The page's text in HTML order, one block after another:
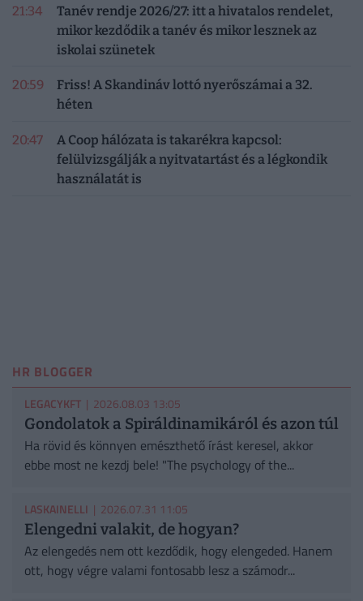
21:34
Tanév rendje 2026/27: itt a hivatalos rendelet,
mikor kezdődik a tanév és mikor lesznek az
iskolai szünetek
20:59
Friss! A Skandináv lottó nyerőszámai a 32.
héten
20:47
A Coop hálózata is takarékra kapcsol:
felülvizsgálják a nyitvatartást és a légkondik
használatát is
HR BLOGGER
LEGACYKFT | 2026.08.03 13:05
Gondolatok a Spiráldinamikáról és azon túl
Ha rövid és könnyen emészthető írást keresel, akkor
ebbe most ne kezdj bele! "The psychology of the...
LASKAINELLI | 2026.07.31 11:05
Elengedni valakit, de hogyan?
Az elengedés nem ott kezdődik, hogy elengeded. Hanem
ott, hogy végre valami fontosabb lesz a számodr...